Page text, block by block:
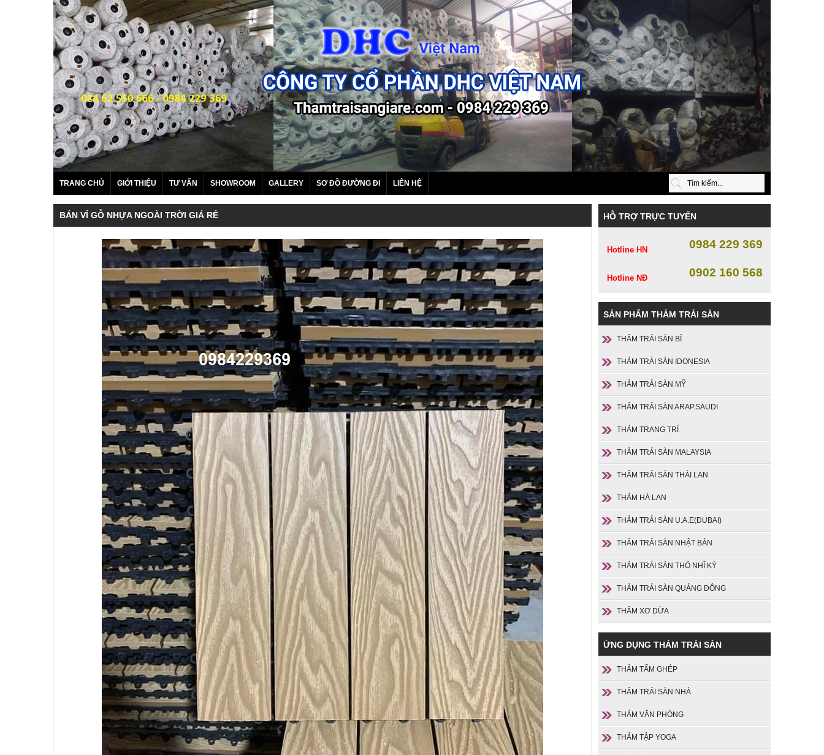
TRANG CHỦ GIỚI THIỆU TƯ VẤN SHOWROOM GALLERY SƠ ĐỒ ĐƯỜNG ĐI LIÊN HỆ
BÁN VỈ GỖ NHỰA NGOÀI TRỜI GIÁ RẺ HỖ TRỢ TRỰC TUYẾN
Hotline HN 0984 229 369
Hotline NĐ 0902 160 568
SẢN PHẨM THẢM TRẢI SÀN
THẢM TRẢI SÀN BỈ
THẢM TRẢI SÀN IDONESIA
THẢM TRẢI SÀN MỸ
THẢM TRẢI SÀN ARAP.SAUDI
THẢM TRANG TRÍ
THẢM TRẢI SÀN MALAYSIA
THẢM TRẢI SÀN THÁI LAN
THẢM HÀ LAN
THẢM TRẢI SÀN U.A.E(ĐUBAI)
THẢM TRẢI SÀN NHẬT BẢN
THẢM TRẢI SÀN THỔ NHĨ KỲ
THẢM TRẢI SÀN QUẢNG ĐÔNG
THẢM XƠ DỪA
ỨNG DỤNG THẢM TRẢI SÀN
THẢM TẤM GHÉP
THẢM TRẢI SÀN NHÀ
THẢM VĂN PHÒNG
THẢM TẬP YOGA